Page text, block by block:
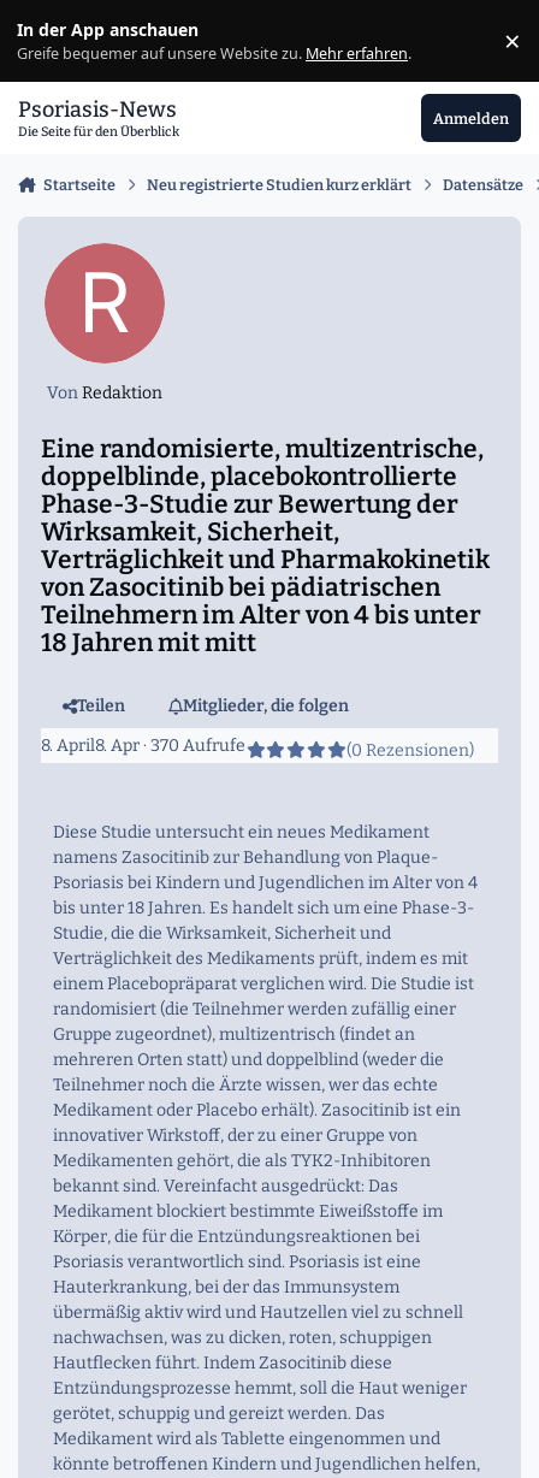
In der App anschauen
Greife bequemer auf unsere Website zu. Mehr erfahren. ×
Psoriasis-News
Die Seite für den Überblick
Anmelden
Startseite Neu registrierte Studien kurz erklärt Datensätze
VonRedaktion
Eine randomisierte, multizentrische,
doppelblinde, placebokontrollierte
Phase-3-Studie zur Bewertung der
Wirksamkeit, Sicherheit,
Verträglichkeit und Pharmakokinetik
von Zasocitinib bei pädiatrischen
Teilnehmern im Alter von 4 bis unter
18 Jahren mit mitt
Teilen
Mitglieder, die folgen
8. April8. Apr· 370 Aufrufe (0 Rezensionen)
Diese Studie untersucht ein neues Medikament
namens Zasocitinib zur Behandlung von Plaque-
Psoriasis bei Kindern und Jugendlichen im Alter von 4
bis unter 18 Jahren. Es handelt sich um eine Phase-3-
Studie, die die Wirksamkeit, Sicherheit und
Verträglichkeit des Medikaments prüft, indem es mit
einem Placebopräparat verglichen wird. Die Studie ist
randomisiert (die Teilnehmer werden zufällig einer
Gruppe zugeordnet), multizentrisch (findet an
mehreren Orten statt) und doppelblind (weder die
Teilnehmer noch die Ärzte wissen, wer das echte
Medikament oder Placebo erhält). Zasocitinib ist ein
innovativer Wirkstoff, der zu einer Gruppe von
Medikamenten gehört, die als TYK2-Inhibitoren
bekannt sind. Vereinfacht ausgedrückt: Das
Medikament blockiert bestimmte Eiweißstoffe im
Körper, die für die Entzündungsreaktionen bei
Psoriasis verantwortlich sind. Psoriasis ist eine
Hauterkrankung, bei der das Immunsystem
übermäßig aktiv wird und Hautzellen viel zu schnell
nachwachsen, was zu dicken, roten, schuppigen
Hautflecken führt. Indem Zasocitinib diese
Entzündungsprozesse hemmt, soll die Haut weniger
gerötet, schuppig und gereizt werden. Das
Medikament wird als Tablette eingenommen und
könnte betroffenen Kindern und Jugendlichen helfen,